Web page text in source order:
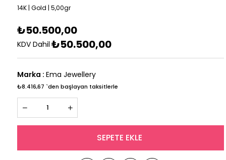
14K | Gold | 5,00gr
₺50.500,00
KDV Dahil ₺50.500,00
Marka : Ema Jewellery
₺8.416,67 `den başlayan taksitlerle